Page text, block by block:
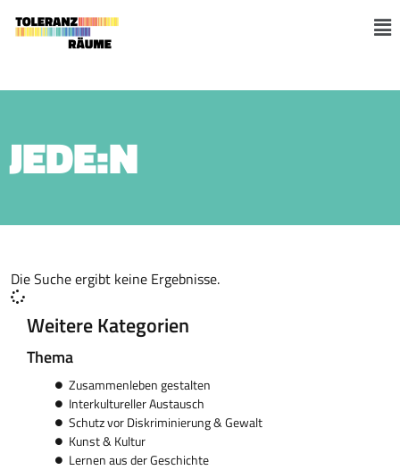
content
JEDE:N
Die Suche ergibt keine Ergebnisse.
Weitere Kategorien
Thema
Zusammenleben gestalten
Interkultureller Austausch
Schutz vor Diskriminierung & Gewalt
Kunst & Kultur
Lernen aus der Geschichte